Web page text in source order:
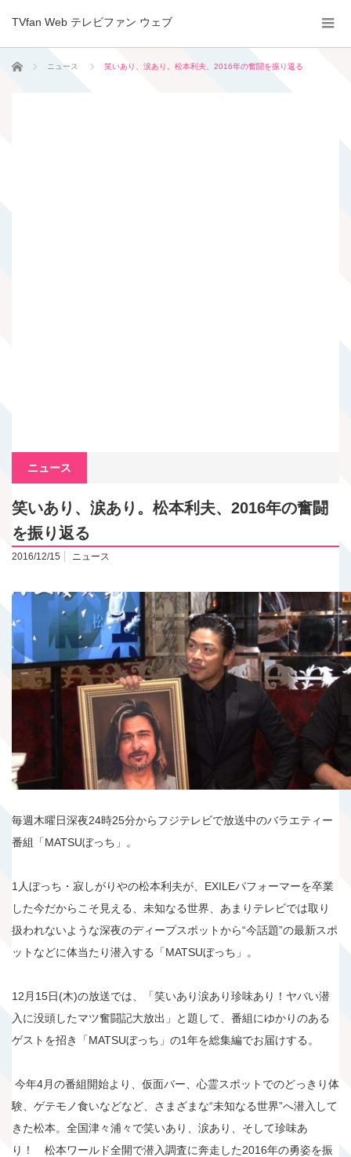
TVfan Web テレビファン ウェブ
ホーム ニュース 笑いあり、涙あり。松本利夫、2016年の奮闘を振り返る
ニュース
笑いあり、涙あり。松本利夫、2016年の奮闘
を振り返る
2016/12/15 ニュース
毎週木曜日深夜24時25分からフジテレビで放送中のバラエティー
番組「MATSUぼっち」。
1人ぼっち・寂しがりやの松本利夫が、EXILEパフォーマーを卒業
した今だからこそ見える、未知なる世界、あまりテレビでは取り
扱われないような深夜のディープスポットから“今話題”の最新スポ
ットなどに体当たり潜入する「MATSUぼっち」。
12月15日(木)の放送では、「笑いあり涙あり珍味あり！ヤバい潜
入に没頭したマツ奮闘記大放出」と題して、番組にゆかりのある
ゲストを招き「MATSUぼっち」の1年を総集編でお届けする。
今年4月の番組開始より、仮面バー、心霊スポットでのどっきり体
験、ゲテモノ食いなどなど、さまざまな“未知なる世界”へ潜入して
きた松本。全国津々浦々で笑いあり、涙あり、そして珍味あ
り！ 松本ワールド全開で潜入調査に奔走した2016年の勇姿を振